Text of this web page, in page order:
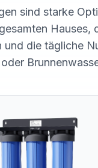
sind starke
Hauses,
und die tägliche